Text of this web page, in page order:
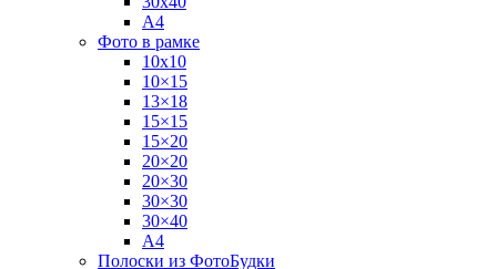
А4
Фото в рамке
10х10
10×15
13×18
15×15
15×20
20×20
20×30
30×30
30×40
A4
Полоски из ФотоБудки